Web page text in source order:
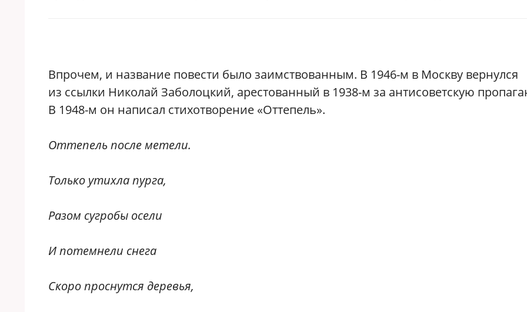
Впрочем, и название повести было заимствованным. В 1946-м в Москву вернулся
из ссылки Николай Заболоцкий, арестованный в 1938-м за антисоветскую
В 1948-м он написал стихотворение «Оттепель».
Оттепель после метели.
Только утихла пурга,
Разом сугробы осели
И потемнели снега
Скоро проснутся деревья,